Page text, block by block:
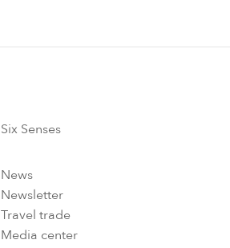
Six Senses
News
Newsletter
Travel trade
Media center